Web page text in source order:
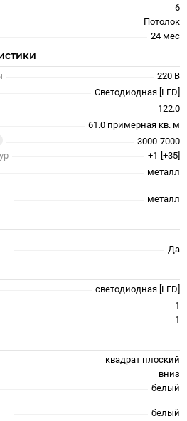
6
Потолок
24 меc
220 В
Светодиодная [LED]
122.0
61.0 примерная кв. м
3000-7000
+1-[+35]
металл
металл
Да
светодиодная [LED]
1
1
квадрат плоский
вниз
белый
белый